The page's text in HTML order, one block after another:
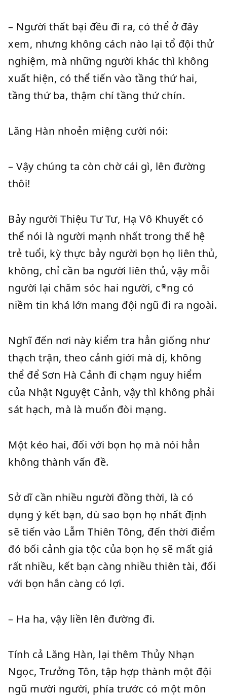
– Người thất bại đều đi ra, có thể ở đây
xem, nhưng không cách nào lại tổ đội thử
nghiệm, mà những người khác thì không
xuất hiện, có thể tiến vào tầng thứ hai,
tầng thứ ba, thậm chí tầng thứ chín.
Lăng Hàn nhoẻn miệng cười nói:
– Vậy chúng ta còn chờ cái gì, lên đường
thôi!
Bảy người Thiệu Tư Tư, Hạ Vô Khuyết có
thể nói là người mạnh nhất trong thế hệ
trẻ tuổi, kỳ thực bảy người bọn họ liên thủ,
không, chỉ cần ba người liên thủ, vậy mỗi
người lại chăm sóc hai người, c*̃ng có
niềm tin khá lớn mang đội ngũ đi ra ngoài.
Nghĩ đến nơi này kiểm tra hẳn giống như
thạch trận, theo cảnh giới mà dị, không
thể để Sơn Hà Cảnh đi chạm nguy hiểm
của Nhật Nguyệt Cảnh, vậy thì không phải
sát hạch, mà là muốn đòi mạng.
Một kéo hai, đối với bọn họ mà nói hẳn
không thành vấn đề.
Sở dĩ cần nhiều người đồng thời, là có
dụng ý kết bạn, dù sao bọn họ nhất định
sẽ tiến vào Lẫm Thiên Tông, đến thời điểm
đó bối cảnh gia tộc của bọn họ sẽ mất giá
rất nhiều, kết bạn càng nhiều thiên tài, đối
với bọn hắn càng có lợi.
– Ha ha, vậy liền lên đường đi.
Tính cả Lăng Hàn, lại thêm Thủy Nhạn
Ngọc, Trưởng Tôn, tập hợp thành một đội
ngũ mười người, phía trước có một môn